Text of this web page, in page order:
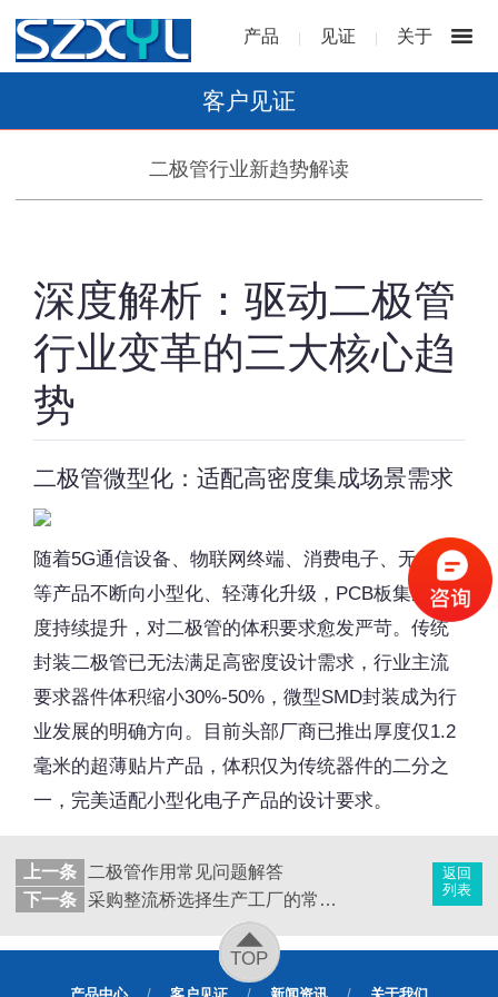
产品 | 见证 | 关于
客户见证
二极管行业新趋势解读
深度解析：驱动二极管
行业变革的三大核心趋
势
二极管微型化：适配高密度集成场景需求
随着5G通信设备、物联网终端、消费电子、无人机
等产品不断向小型化、轻薄化升级，PCB板集成密
度持续提升，对二极管的体积要求愈发严苛。传统
封装二极管已无法满足高密度设计需求，行业主流
要求器件体积缩小30%-50%，微型SMD封装成为行
业发展的明确方向。目前头部厂商已推出厚度仅1.2
毫米的超薄贴片产品，体积仅为传统器件的二分之
一，完美适配小型化电子产品的设计要求。
二极管高效化：第三代材料突破性能天花
板
全球各国能效标准持续升级，快充、新能源发电、
汽车电子等领域对二极管的能效指标提出了更高要
返回
列表
上一条
二极管作用常见问题解答
下一条
采购整流桥选择生产工厂的常见痛点
TOP